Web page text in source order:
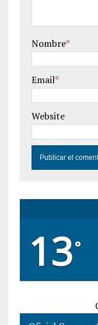
Nombre*
Email*
Website
13°